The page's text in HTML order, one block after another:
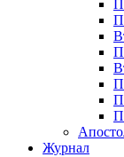
Журнал